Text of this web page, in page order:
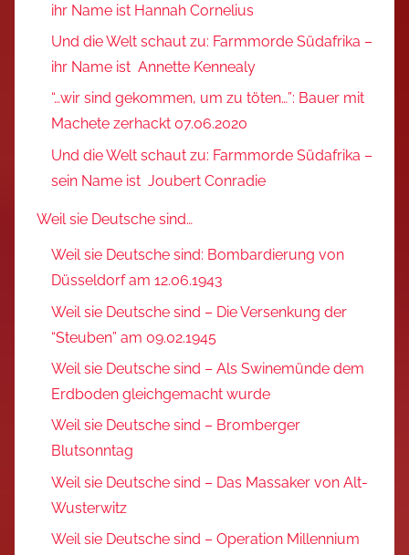
ihr Name ist Hannah Cornelius
Und die Welt schaut zu: Farmmorde Südafrika –
ihr Name ist Annette Kennealy
“…wir sind gekommen, um zu töten…”: Bauer mit
Machete zerhackt 07.06.2020
Und die Welt schaut zu: Farmmorde Südafrika –
sein Name ist Joubert Conradie
Weil sie Deutsche sind…
Weil sie Deutsche sind: Bombardierung von
Düsseldorf am 12.06.1943
Weil sie Deutsche sind – Die Versenkung der
“Steuben” am 09.02.1945
Weil sie Deutsche sind – Als Swinemünde dem
Erdboden gleichgemacht wurde
Weil sie Deutsche sind – Bromberger
Blutsonntag
Weil sie Deutsche sind – Das Massaker von Alt-
Wusterwitz
Weil sie Deutsche sind – Operation Millennium